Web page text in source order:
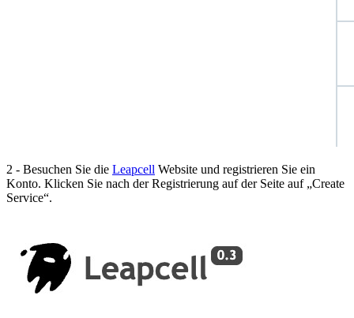
2 - Besuchen Sie die Leapcell Website und registrieren Sie ein
Konto. Klicken Sie nach der Registrierung auf der Seite auf „Create
Service“.